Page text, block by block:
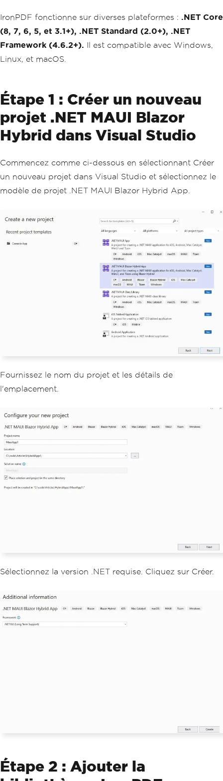
IronPDF fonctionne sur diverses plateformes : .NET Core
(8, 7, 6, 5, et 3.1+), .NET Standard (2.0+), .NET
Framework (4.6.2+). Il est compatible avec Windows,
Linux, et macOS.
Étape 1 : Créer un nouveau
projet .NET MAUI Blazor
Hybrid dans Visual Studio
Commencez comme ci-dessous en sélectionnant Créer
un nouveau projet dans Visual Studio et sélectionnez le
modèle de projet .NET MAUI Blazor Hybrid App.
Fournissez le nom du projet et les détails de
l'emplacement.
Sélectionnez la version .NET requise. Cliquez sur Créer.
Étape 2 : Ajouter la